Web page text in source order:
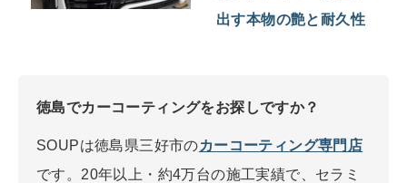
出す本物の艶と耐久性
徳島でカーコーティングをお探しですか？
SOUPは徳島県三好市のカーコーティング専門店
です。20年以上・約4万台の施工実績で、セラミ